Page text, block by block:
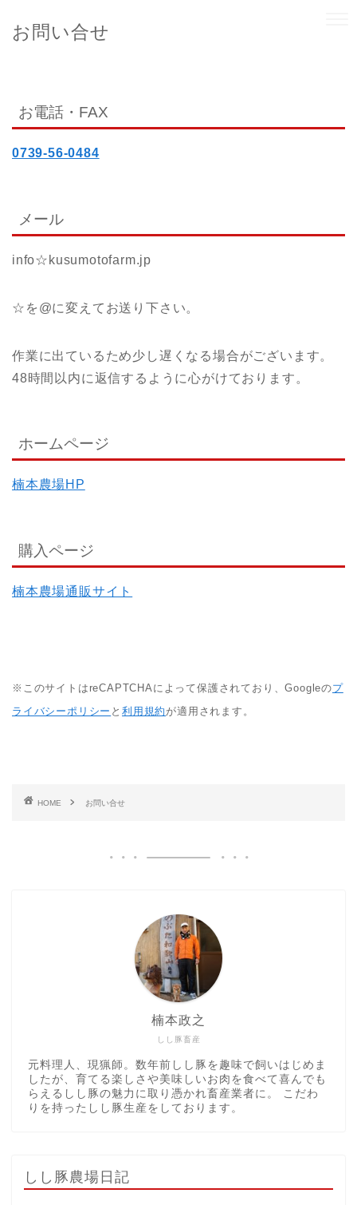
お問い合せ
お電話・FAX
0739-56-0484
メール
info☆kusumotofarm.jp
☆を@に変えてお送り下さい。
作業に出ているため少し遅くなる場合がございます。
48時間以内に返信するように心がけております。
ホームページ
楠本農場HP
購入ページ
楠本農場通販サイト
※このサイトはreCAPTCHAによって保護されており、Googleのプ
ライバシーポリシー と利用規約 が適用されます。
HOME お問い合せ
しし豚畜産
楠本政之
元料理人、現猟師。数年前しし豚を趣味で飼いはじめま
したが、育てる楽しさや美味しいお肉を食べて喜んでも
らえるしし豚の魅力に取り憑かれ畜産業者に。 こだわ
りを持ったしし豚生産をしております。
しし豚農場日記